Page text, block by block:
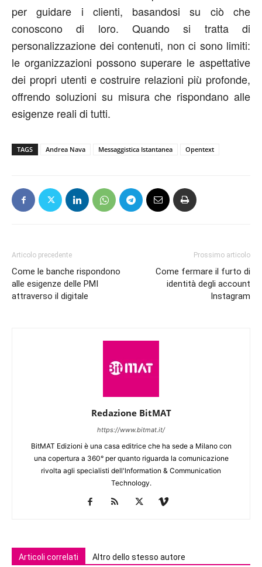
per guidare i clienti, basandosi su ciò che
conoscono di loro. Quando si tratta di
personalizzazione dei contenuti, non ci sono limiti:
le organizzazioni possono superare le aspettative
dei propri utenti e costruire relazioni più profonde,
offrendo soluzioni su misura che rispondano alle
esigenze reali di tutti.
TAGS Andrea Nava Messaggistica Istantanea Opentext
Articolo precedente
Come le banche rispondono
alle esigenze delle PMI
attraverso il digitale
Prossimo articolo
Come fermare il furto di
identità degli account
Instagram
Redazione BitMAT
https://www.bitmat.it/
BitMAT Edizioni è una casa editrice che ha sede a Milano con
una copertura a 360° per quanto riguarda la comunicazione
rivolta agli specialisti dell'lnformation & Communication
Technology.
Articoli correlati Altro dello stesso autore